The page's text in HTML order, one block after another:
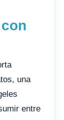
una
entre